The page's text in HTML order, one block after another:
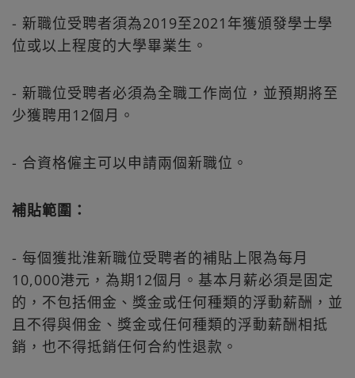
- 新職位受聘者須為2019至2021年獲頒發學士學
位或以上程度的大學畢業生。
- 新職位受聘者必須為全職工作崗位，並預期將至
少獲聘用12個月。
- 合資格僱主可以申請兩個新職位。
補貼範圍：
- 每個獲批淮新職位受聘者的補貼上限為每月
10,000港元，為期12個月。基本月薪必須是固定
的，不包括佣金、獎金或任何種類的浮動薪酬，並
且不得與佣金、獎金或任何種類的浮動薪酬相抵
銷，也不得抵銷任何合約性退款。